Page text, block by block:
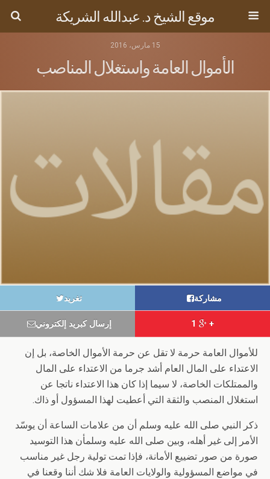
موقع الشيخ د. عبدالله الشريكة
15 مارس، 2016
الأموال العامة واستغلال المناصب
مشاركة تغريد
+ 1 إرسال كبريد إلكتروني
للأموال العامة حرمة لا تقل عن حرمة الأموال الخاصة، بل إن
الاعتداء على المال العام أشد جرما من الاعتداء على المال
والممتلكات الخاصة، لا سيما إذا كان هذا الاعتداء ناتجا عن
استغلال المنصب والثقة التي أعطيت لهذا المسؤول أو ذاك.
ذكر النبي صلى الله عليه وسلم أن من علامات الساعة أن يوسّد
الأمر إلى غير أهله، وبين صلى الله عليه وسلمأن هذا التوسيد
صورة من صور تضييع الأمانة، فإذا تمت تولية رجل غير مناسب
في مواضع المسؤولية والولايات العامة فلا شك أننا وقعنا في